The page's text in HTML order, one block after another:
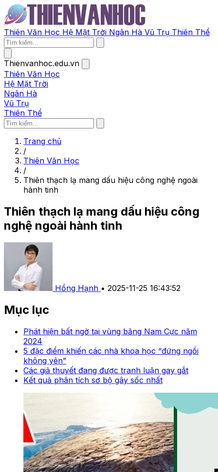
Thiên Văn Học Hệ Mặt Trời Ngân Hà Vũ Trụ Thiên Thể
Thienvanhoc.edu.vn
Thiên Văn Học
Hệ Mặt Trời
Ngân Hà
Vũ Trụ
Thiên Thể
Trang chủ
/
Thiên Văn Học
/
Thiên thạch lạ mang dấu hiệu công nghệ ngoài
hành tinh
Thiên thạch lạ mang dấu hiệu công
nghệ ngoài hành tinh
Hồng Hạnh • 2025-11-25 16:43:52
Mục lục
Phát hiện bất ngờ tại vùng băng Nam Cực năm
2024
5 đặc điểm khiến các nhà khoa học “đứng ngồi
không yên”
Các giả thuyết đang được tranh luận gay gắt
Kết quả phân tích sơ bộ gây sốc nhất